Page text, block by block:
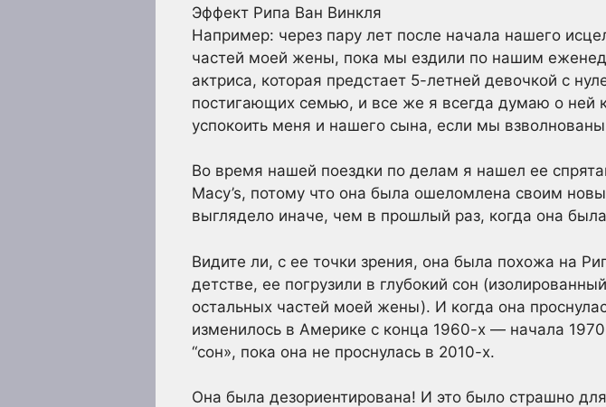
Эффект Рипа Ван Винкля
Например: через пару лет после начала нашего
частей моей жены, пока мы ездили по нашим
актриса, которая предстает 5-летней девочкой с
постигающих семью, и все же я всегда думаю о
успокоить меня и нашего сына, если мы
Во время нашей поездки по делам я нашел ее
Macy’s, потому что она была ошеломлена своим
выглядело иначе, чем в прошлый раз, когда она
Видите ли, с ее точки зрения, она была похожа на
детстве, ее погрузили в глубокий сон
остальных частей моей жены). И когда она
изменилось в Америке с конца 1960-х — начала
“сон», пока она не проснулась в 2010-х.
Она была дезориентирована! И это было страшно